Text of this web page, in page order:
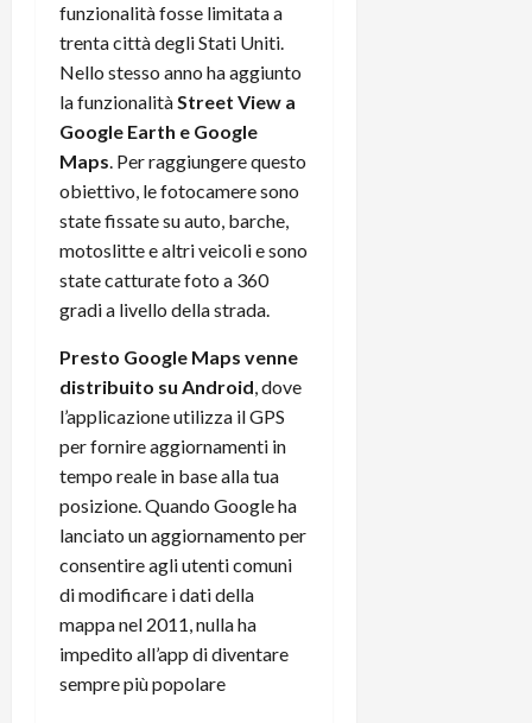
funzionalità fosse limitata a
trenta città degli Stati Uniti.
Nello stesso anno ha aggiunto
la funzionalitàStreet View a
Google Earth e Google
Maps. Per raggiungere questo
obiettivo, le fotocamere sono
state fissate su auto, barche,
motoslitte e altri veicoli e sono
state catturate foto a 360
gradi a livello della strada.
Presto Google Maps venne
distribuito su Android, dove
l’applicazione utilizza il GPS
per fornire aggiornamenti in
tempo reale in base alla tua
posizione. Quando Google ha
lanciato un aggiornamento per
consentire agli utenti comuni
di modificare i dati della
mappa nel 2011, nulla ha
impedito all’app di diventare
sempre più popolare